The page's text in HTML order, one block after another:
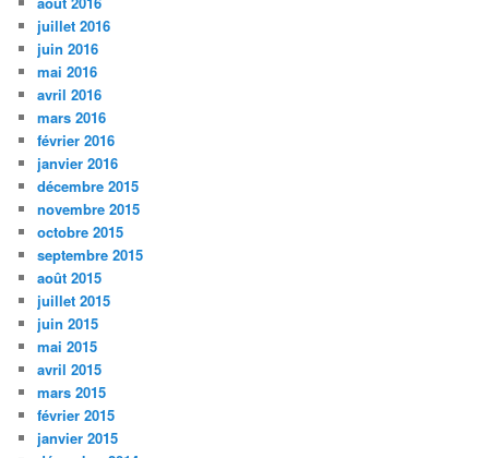
juillet 2016
juin 2016
mai 2016
avril 2016
mars 2016
février 2016
janvier 2016
décembre 2015
novembre 2015
octobre 2015
septembre 2015
août 2015
juillet 2015
juin 2015
mai 2015
avril 2015
mars 2015
février 2015
janvier 2015